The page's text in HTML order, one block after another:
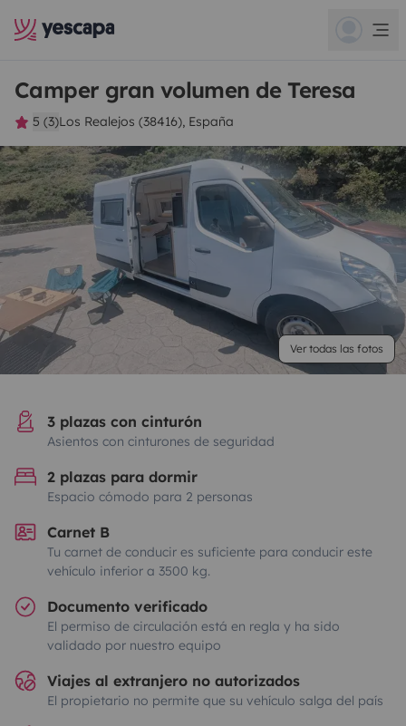
Camper gran volumen de Teresa
5 (3)Los Realejos (38416), España
Ver todas las fotos
3 plazas con cinturón
Asientos con cinturones de seguridad
2 plazas para dormir
Espacio cómodo para 2 personas
Carnet B
Tu carnet de conducir es suficiente para conducir este
vehículo inferior a 3500 kg.
Documento verificado
El permiso de circulación está en regla y ha sido
validado por nuestro equipo
Viajes al extranjero no autorizados
El propietario no permite que su vehículo salga del país